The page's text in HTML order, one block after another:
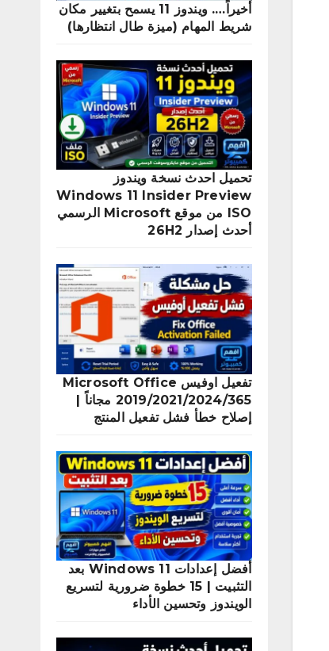
أخيراً…. ويندوز 11 يسمح بتغيير مكان
شريط المهام (ميزة طال انتظارها)
تحميل احدث نسخة ويندوز
Windows 11 Insider Preview
ISO من موقع Microsoft الرسمي
أحدث إصدار 26H2
تفعيل اوفيس Microsoft Office
2019/2021/2024/365 مجاناً |
إصلاح خطأ فشل تفعيل المنتج
أفضل إعدادات Windows 11 بعد
التثبيت | 15 خطوة ضرورية لتسريع
الويندوز وتحسين الأداء